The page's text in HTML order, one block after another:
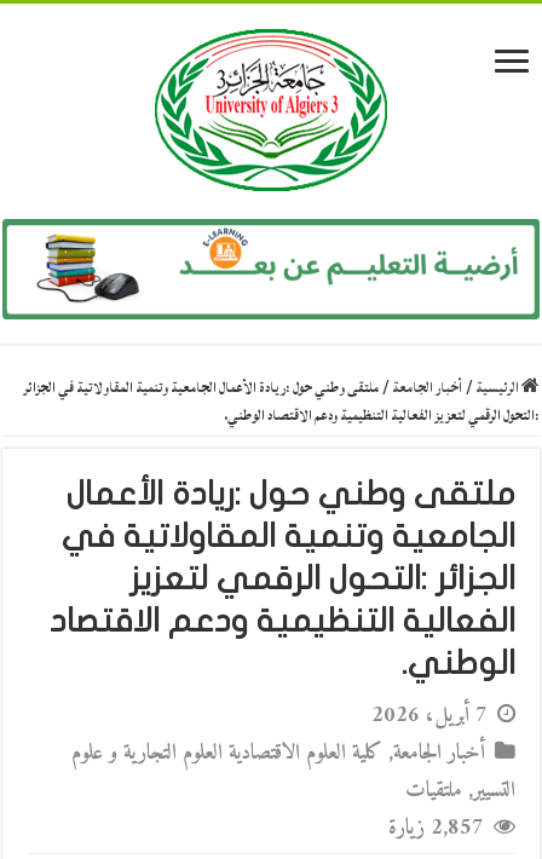
الرئيسية/أخبار الجامعة/ملتقى وطني حول :ريادة الأعمال الجامعية وتنمية المقاولاتية في الجزائر
:التحول الرقمي لتعزيز الفعالية التنظيمية ودعم الاقتصاد الوطني.
ملتقى وطني حول :ريادة الأعمال
الجامعية وتنمية المقاولاتية في
الجزائر :التحول الرقمي لتعزيز
الفعالية التنظيمية ودعم الاقتصاد
الوطني.
7 أبريل، 2026
أخبار الجامعة, كلية العلوم الاقتصادية العلوم التجارية و علوم
التسيير, ملتقيات
2,857 زيارة